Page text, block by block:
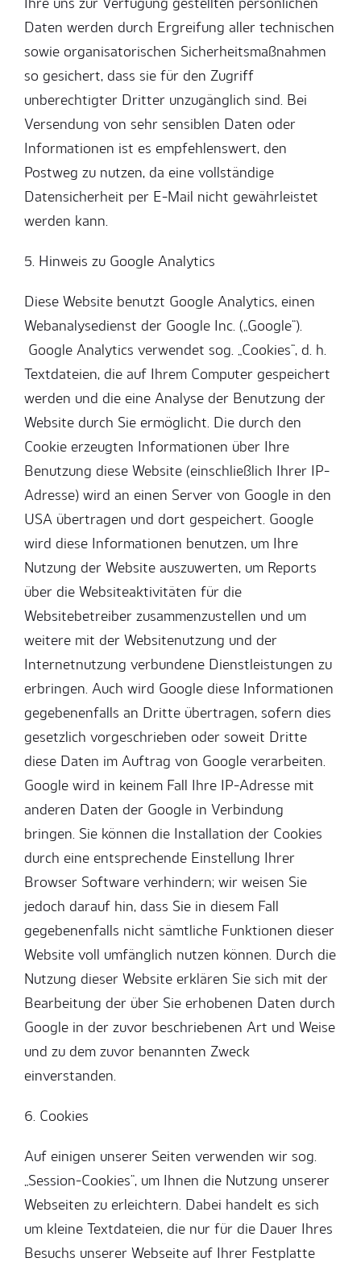
Daten werden durch Ergreifung aller technischen
sowie organisatorischen Sicherheitsmaßnahmen
so gesichert, dass sie für den Zugriff
unberechtigter Dritter unzugänglich sind. Bei
Versendung von sehr sensiblen Daten oder
Informationen ist es empfehlenswert, den
Postweg zu nutzen, da eine vollständige
Datensicherheit per E-Mail nicht gewährleistet
werden kann.
5. Hinweis zu Google Analytics
Diese Website benutzt Google Analytics, einen
Webanalysedienst der Google Inc. („Google“).
Google Analytics verwendet sog. „Cookies“, d. h.
Textdateien, die auf Ihrem Computer gespeichert
werden und die eine Analyse der Benutzung der
Website durch Sie ermöglicht. Die durch den
Cookie erzeugten Informationen über Ihre
Benutzung diese Website (einschließlich Ihrer IP-
Adresse) wird an einen Server von Google in den
USA übertragen und dort gespeichert. Google
wird diese Informationen benutzen, um Ihre
Nutzung der Website auszuwerten, um Reports
über die Websiteaktivitäten für die
Websitebetreiber zusammenzustellen und um
weitere mit der Websitenutzung und der
Internetnutzung verbundene Dienstleistungen zu
erbringen. Auch wird Google diese Informationen
gegebenenfalls an Dritte übertragen, sofern dies
gesetzlich vorgeschrieben oder soweit Dritte
diese Daten im Auftrag von Google verarbeiten.
Google wird in keinem Fall Ihre IP-Adresse mit
anderen Daten der Google in Verbindung
bringen. Sie können die Installation der Cookies
durch eine entsprechende Einstellung Ihrer
Browser Software verhindern; wir weisen Sie
jedoch darauf hin, dass Sie in diesem Fall
gegebenenfalls nicht sämtliche Funktionen dieser
Website voll umfänglich nutzen können. Durch die
Nutzung dieser Website erklären Sie sich mit der
Bearbeitung der über Sie erhobenen Daten durch
Google in der zuvor beschriebenen Art und Weise
und zu dem zuvor benannten Zweck
einverstanden.
6. Cookies
Auf einigen unserer Seiten verwenden wir sog.
„Session-Cookies“, um Ihnen die Nutzung unserer
Webseiten zu erleichtern. Dabei handelt es sich
um kleine Textdateien, die nur für die Dauer Ihres
Besuchs unserer Webseite auf Ihrer Festplatte